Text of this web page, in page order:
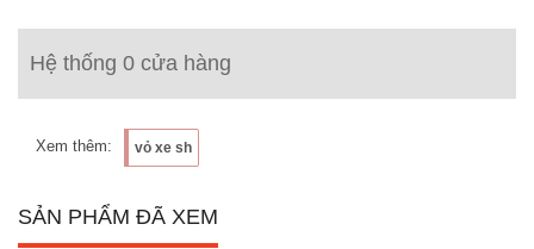
Hệ thống 0 cửa hàng
Xem thêm: vỏ xe sh
SẢN PHẨM ĐÃ XEM